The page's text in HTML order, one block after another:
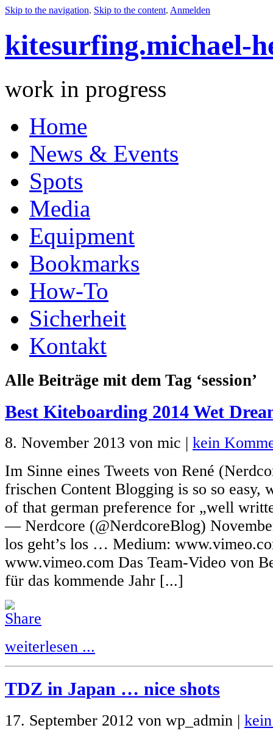
Skip to the navigation. Skip to the content. Anmelden
kitesurfing.michael-
work in progress
Home
News & Events
Spots
Media
Equipment
Bookmarks
How-To
Sicherheit
Kontakt
Alle Beiträge mit dem Tag ‘session’
Best Kiteboarding 2014 Wet
8. November 2013 von mic | kein
Im Sinne eines Tweets von René
frischen Content Blogging is so so easy,
of that german preference for „well
— Nerdcore (@NerdcoreBlog)
los geht’s los … Medium:
www.vimeo.com Das Team-Video von
für das kommende Jahr [...]
weiterlesen ...
TDZ in Japan … nice shots
17. September 2012 von wp_admin |